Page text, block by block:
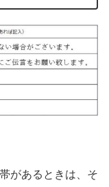
があるときは、そ